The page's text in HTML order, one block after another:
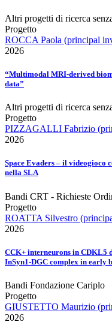
Altri progetti di ricerca
Progetto
ROCCA Paola (principal
2026
“Multimodal MRI-derived
data”
Altri progetti di ricerca
Progetto
PIZZAGALLI Fabrizio
2026
Space Evaders – il videogioco
nella SLA
Bandi CRT - Richieste
Progetto
ROATTA Silvestro
2026
CCK+ interneurons in CDKL5
InSyn1-DGC complex in early
Bandi Fondazione Cariplo
Progetto
GIUSTETTO Maurizio
2026